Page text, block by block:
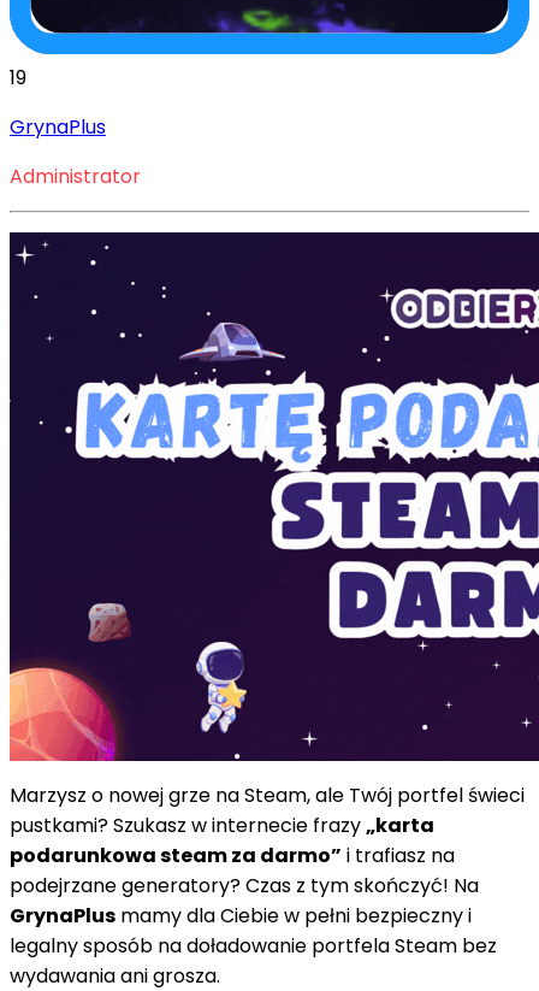
19
GrynaPlus
Administrator
Marzysz o nowej grze na Steam, ale Twój portfel świeci
pustkami? Szukasz w internecie frazy„karta
podarunkowa steam za darmo” i trafiasz na
podejrzane generatory? Czas z tym skończyć! Na
GrynaPlus mamy dla Ciebie w pełni bezpieczny i
legalny sposób na doładowanie portfela Steam bez
wydawania ani grosza.